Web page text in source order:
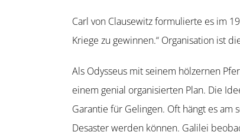
Carl von Clausewitz formu­lierte es im
Kriege zu gewinnen.“ Organi­sation ist
Als Odysseus mit seinem hölzernen
einem genial organi­sierten Plan. Die
Garantie für Gelingen. Oft hängt es am
Desaster werden können. Galilei